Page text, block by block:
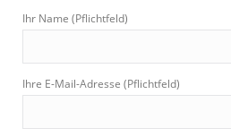
Ihr Name (Pflichtfeld)
Ihre E-Mail-Adresse (Pflichtfeld)